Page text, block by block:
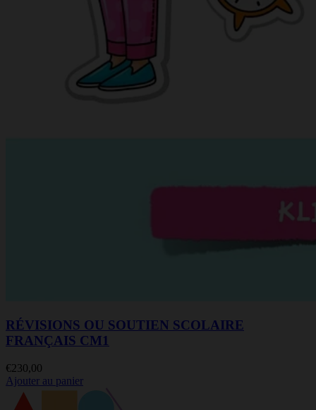
RÉVISIONS OU SOUTIEN SCOLAIRE
FRANÇAIS CM1
€230,00
Ajouter au panier